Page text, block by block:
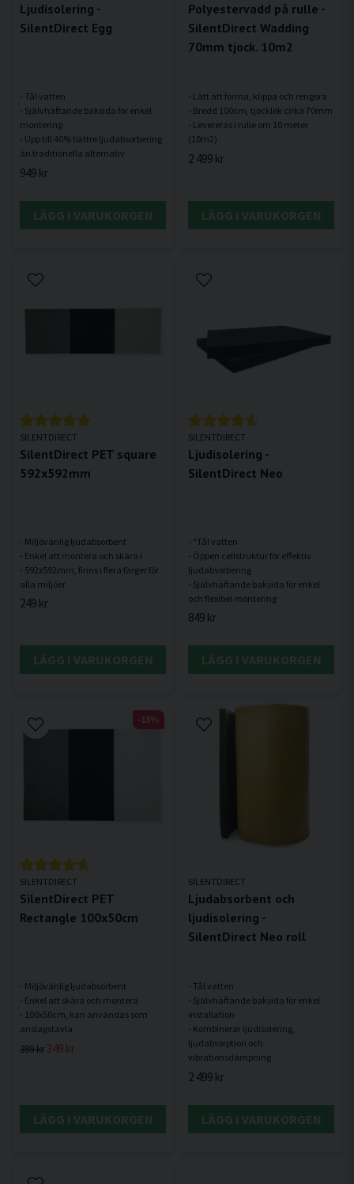
Ljudisolering -
SilentDirect Egg
- Tål vatten
- Självhäftande baksida för enkel
montering
- Upp till 40% bättre ljudabsorbering
949 kr
LÄGG I VARUKORGEN
Polyestervadd på rulle -
SilentDirect Wadding
70mm tjock. 10m2
- Lätt att forma, klippa och rengöra
- Bredd 100cm, tjocklek cirka 70mm
- Levereras i rulle om 10 meter
2 499 kr
LÄGG I VARUKORGEN
SILENTDIRECT
SilentDirect PET square
592x592mm
- Miljövänlig ljudabsorbent
- Enkel att montera och skära i
- 592x592mm, finns i flera färger för
249 kr
LÄGG I VARUKORGEN
SILENTDIRECT
Ljudisolering -
SilentDirect Neo
- *Tål vatten
- Öppen cellstruktur för effektiv
ljudabsorbering
- Självhäftande baksida för enkel
849 kr
LÄGG I VARUKORGEN
SILENTDIRECT
SilentDirect PET
Rectangle 100x50cm
- Miljövänlig ljudabsorbent
- Enkel att skära och montera
- 100x50cm, kan användas som
399 kr 349 kr
LÄGG I VARUKORGEN
-13%
SILENTDIRECT
Ljudabsorbent och
ljudisolering -
SilentDirect Neo roll
- Tål vatten
- Självhäftande baksida för enkel
installation
- Kombinerar ljudisolering,
ljudabsorption och
2 499 kr
LÄGG I VARUKORGEN